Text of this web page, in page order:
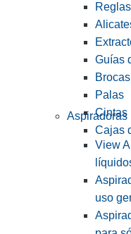
Guías
Palas
Cintas
Cajas
Aspiradoras
View
uso